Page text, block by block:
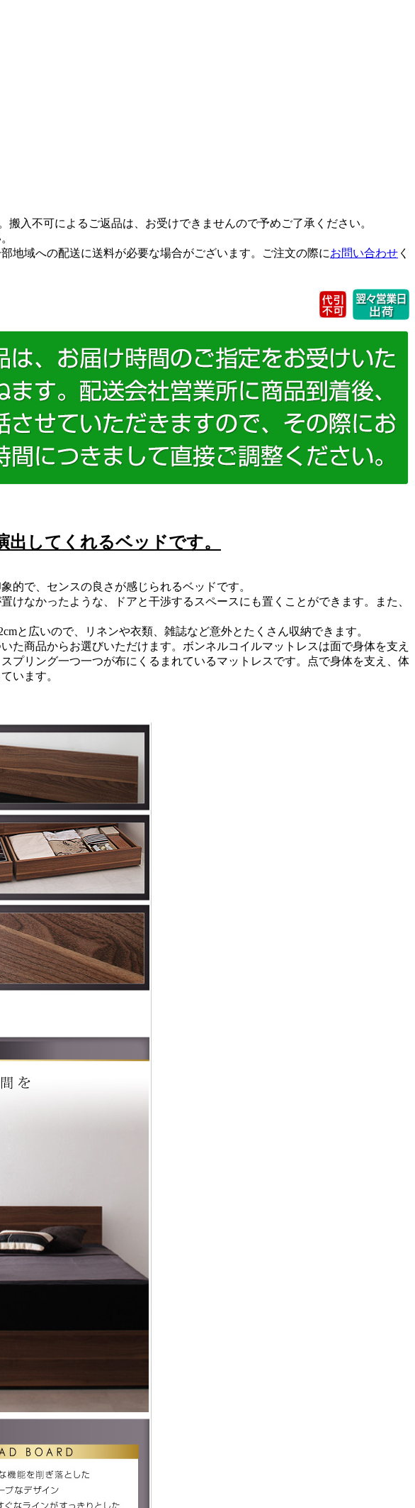
搬入不可によるご返品は、お受けできませんので予めご了承ください。
地域への配送に送料が必要な場合がございます。ご注文の際にお問い合わせ く
してくれるベッドです。
的で、センスの良さが感じられるベッドです。
なかったような、ドアと干渉するスペースにも置くことができます。また、
と広いので、リネンや衣類、雑誌など意外とたくさん収納できます。
た商品からお選びいただけます。ボンネルコイルマットレスは面で身体を支え
プリング一つ一つが布にくるまれているマットレスです。点で身体を支え、体
います。